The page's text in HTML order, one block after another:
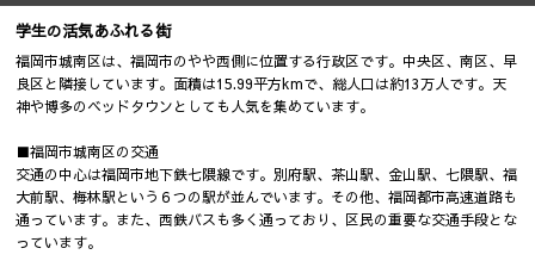
学生の活気あふれる街
福岡市城南区は、福岡市のやや西側に位置する行政区です。中央区、南区、早
良区と隣接しています。面積は15.99平方kmで、総人口は約13万人です。天
神や博多のベッドタウンとしても人気を集めています。
■福岡市城南区の交通
交通の中心は福岡市地下鉄七隈線です。別府駅、茶山駅、金山駅、七隈駅、福
大前駅、梅林駅という６つの駅が並んでいます。その他、福岡都市高速道路も
通っています。また、西鉄バスも多く通っており、区民の重要な交通手段とな
っています。